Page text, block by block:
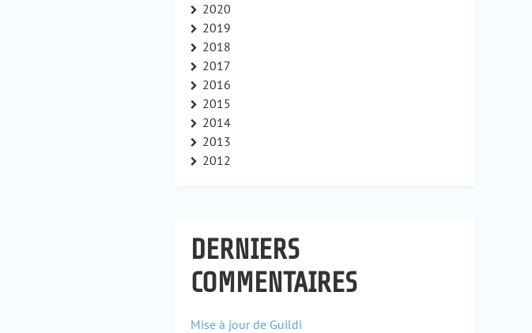
2020
2019
2018
2017
2016
2015
2014
2013
2012
DERNIERS
COMMENTAIRES
Mise à jour de Guildi